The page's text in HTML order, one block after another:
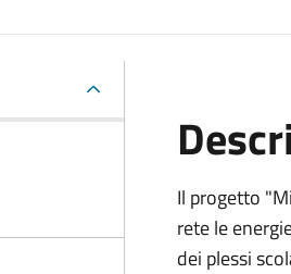
Il progetto
rete le
dei plessi